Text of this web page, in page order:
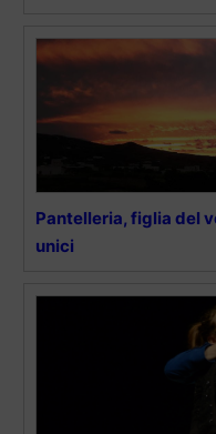
Pantelleria, figlia del
unici